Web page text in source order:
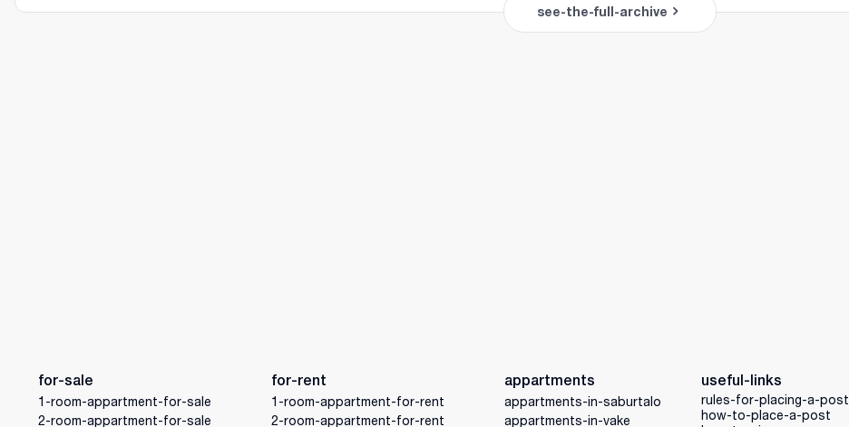
see-the-full-archive
for-sale
1-room-appartment-for-sale
2-room-appartment-for-sale
for-rent
1-room-appartment-for-rent
2-room-appartment-for-rent
appartments
appartments-in-saburtalo
appartments-in-vake
useful-links
rules-for-placing-a-post
how-to-place-a-post